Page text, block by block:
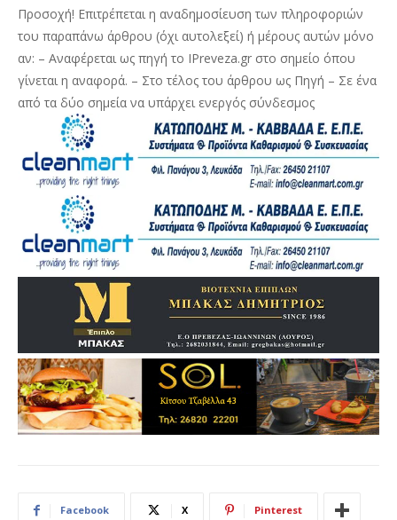
Προσοχή! Επιτρέπεται η αναδημοσίευση των πληροφοριών
του παραπάνω άρθρου (όχι αυτολεξεί) ή μέρους αυτών μόνο
αν: – Αναφέρεται ως πηγή το IPreveza.gr στο σημείο όπου
γίνεται η αναφορά. – Στο τέλος του άρθρου ως Πηγή – Σε ένα
από τα δύο σημεία να υπάρχει ενεργός σύνδεσμος
Facebook X Pinterest